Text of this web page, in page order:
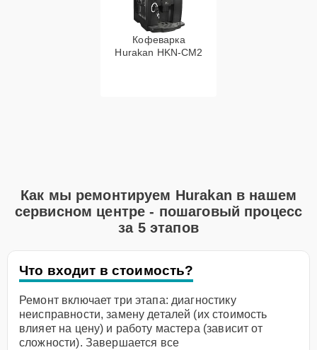
Кофеварка
Hurakan HKN-CM2
Как мы ремонтируем Hurakan в нашем
сервисном центре - пошаговый процесс
за 5 этапов
Что входит в стоимость?
Ремонт включает три этапа: диагностику
неисправности, замену деталей (их стоимость
влияет на цену) и работу мастера (зависит от
сложности). Завершается все